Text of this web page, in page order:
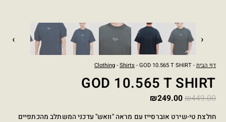
‹
›
דף הבית-
Clothing-Shirts- GOD 10.565 T SHIRT
GOD 10.565 T SHIRT
₪449.00
₪249.00
חולצת טי-שירט אוברסייז עם מראה "וואש" עדכני המשתלב מהכתפיים